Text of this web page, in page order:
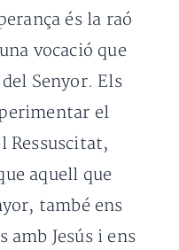
és la raó
vocació que
Senyor. Els
el
Ressuscitat,
aquell que
també ens
amb Jesús i ens